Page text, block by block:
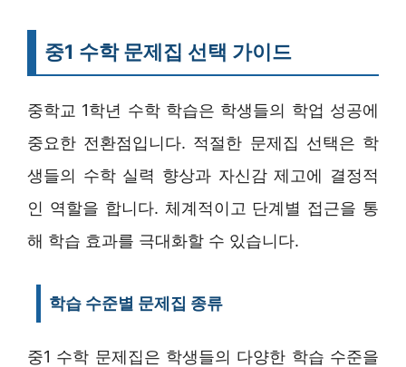
중1 수학 문제집 선택 가이드
중학교 1학년 수학 학습은 학생들의 학업 성공에
중요한 전환점입니다. 적절한 문제집 선택은 학
생들의 수학 실력 향상과 자신감 제고에 결정적
인 역할을 합니다. 체계적이고 단계별 접근을 통
해 학습 효과를 극대화할 수 있습니다.
학습 수준별 문제집 종류
중1 수학 문제집은 학생들의 다양한 학습 수준을